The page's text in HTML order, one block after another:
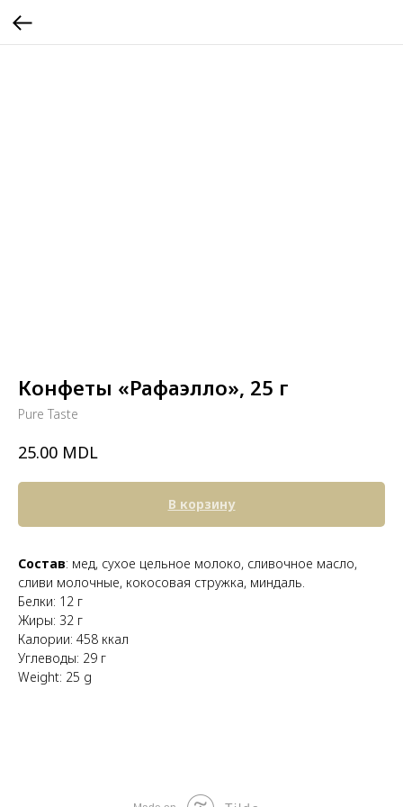
Конфеты «Рафаэлло», 25 г
Pure Taste
25.00 MDL
В корзину
Состав: мед, сухое цельное молоко, сливочное масло,
сливи молочные, кокосовая стружка, миндаль.
Белки: 12 г
Жиры: 32 г
Калории: 458 ккал
Углеводы: 29 г
Weight: 25 g